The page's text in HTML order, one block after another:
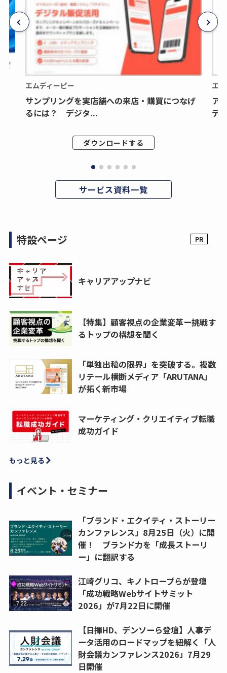
エムディーピー
サンプリングを実店舗への来店・購買につなげ
るには？ デジタ...
ダウンロードする
エ
ア
デ
サービス資料一覧
特設ページ
キャリアアップナビ
【特集】顧客視点の企業変革ー挑戦す
るトップの構想を聞く
「単独出稿の限界」を突破する。複数
リテール横断メディア「ARUTANA」
が拓く新市場
マーケティング・クリエイティブ転職
成功ガイド
もっと見る
イベント・セミナー
「ブランド・エクイティ・ストーリー
カンファレンス」8月25日（火）に開
催！ ブランド力を「成長ストーリ
ー」に翻訳する
江崎グリコ、キノトロープらが登壇
「成功戦略Webサイトサミット
2026」が7月22日に開催
【日揮HD、デンソーら登壇】人事デ
ータ活用のロードマップを紐解く「人
財会議カンファレンス2026」7月29
日開催